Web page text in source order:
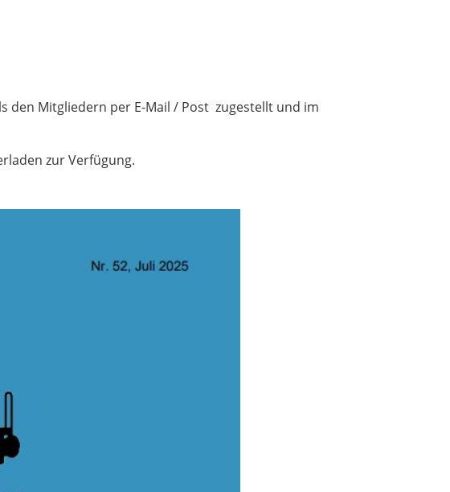
den Mitgliedern per E-Mail / Post zugestellt und im
zur Verfügung.